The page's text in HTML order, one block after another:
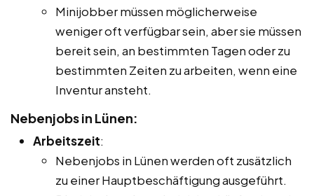
Minijobber müssen möglicherweise
weniger oft verfügbar sein, aber sie müssen
bereit sein, an bestimmten Tagen oder zu
bestimmten Zeiten zu arbeiten, wenn eine
Inventur ansteht.
Nebenjobs in Lünen:
Arbeitszeit:
Nebenjobs in Lünen werden oft zusätzlich
zu einer Hauptbeschäftigung ausgeführt.